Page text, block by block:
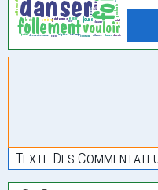
Texte Des